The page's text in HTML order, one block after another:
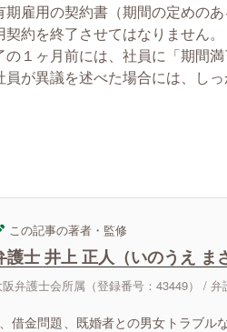
雇用の契約書（期間の定めの
約を終了させてはなりません。
１ヶ月前には、社員に「期間
員が異議を述べた場合には、し
この記事の著者・監修
護士 井上 正人（いのうえ ま
阪弁護士会所属（登録番号：43449） / 弁
借金問題、既婚者との男女トラブ